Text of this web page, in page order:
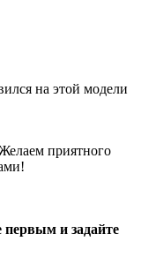
на этой модели
приятного
первым и задайте